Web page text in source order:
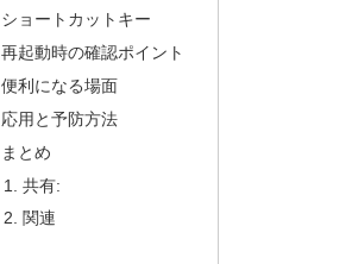
ショートカットキー
再起動時の確認ポイント
便利になる場面
応用と予防方法
まとめ
共有:
関連